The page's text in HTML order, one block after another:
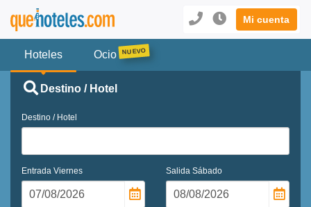
Mi cuenta
Hoteles Ocio
Destino / Hotel
Destino / Hotel
Entrada Viernes Salida Sábado